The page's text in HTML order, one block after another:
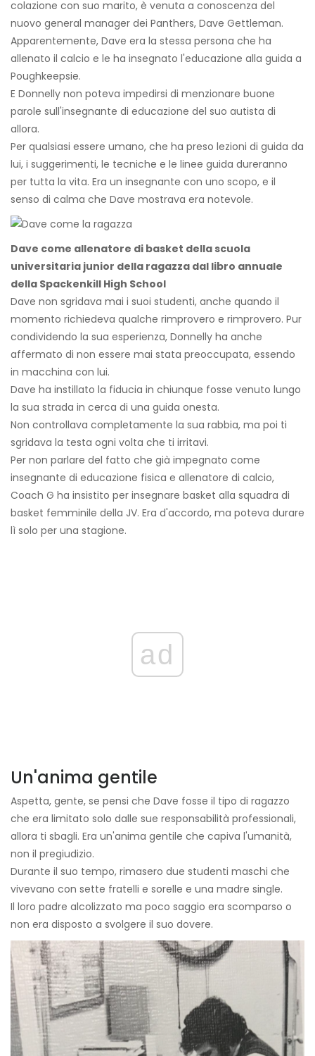
colazione con suo marito, è venuta a conoscenza del
nuovo general manager dei Panthers, Dave Gettleman.
Apparentemente, Dave era la stessa persona che ha
allenato il calcio e le ha insegnato l'educazione alla guida a
Poughkeepsie.
E Donnelly non poteva impedirsi di menzionare buone
parole sull'insegnante di educazione del suo autista di
allora.
Per qualsiasi essere umano, che ha preso lezioni di guida da
lui, i suggerimenti, le tecniche e le linee guida dureranno
per tutta la vita. Era un insegnante con uno scopo, e il
senso di calma che Dave mostrava era notevole.
Dave come allenatore di basket della scuola
universitaria junior della ragazza dal libro annuale
della Spackenkill High School
Dave non sgridava mai i suoi studenti, anche quando il
momento richiedeva qualche rimprovero e rimprovero. Pur
condividendo la sua esperienza, Donnelly ha anche
affermato di non essere mai stata preoccupata, essendo
in macchina con lui.
Dave ha instillato la fiducia in chiunque fosse venuto lungo
la sua strada in cerca di una guida onesta.
Non controllava completamente la sua rabbia, ma poi ti
sgridava la testa ogni volta che ti irritavi.
Per non parlare del fatto che già impegnato come
insegnante di educazione fisica e allenatore di calcio,
Coach G ha insistito per insegnare basket alla squadra di
basket femminile della JV. Era d'accordo, ma poteva durare
lì solo per una stagione.
ad
Un'anima gentile
Aspetta, gente, se pensi che Dave fosse il tipo di ragazzo
che era limitato solo dalle sue responsabilità professionali,
allora ti sbagli. Era un'anima gentile che capiva l'umanità,
non il pregiudizio.
Durante il suo tempo, rimasero due studenti maschi che
vivevano con sette fratelli e sorelle e una madre single.
Il loro padre alcolizzato ma poco saggio era scomparso o
non era disposto a svolgere il suo dovere.